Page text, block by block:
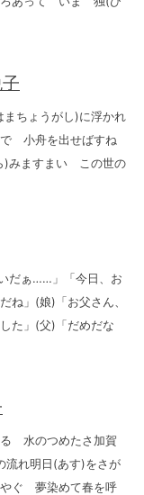
ちょうがし)に浮かれ
小舟を出せばすね
)みますまい この世の
だぁ……」「今日、お
ね」(娘)「お父さん、
た」(父)「だめだな
水のつめたさ加賀
れ明日(あす)をさが
ぐ 夢染めて春を呼